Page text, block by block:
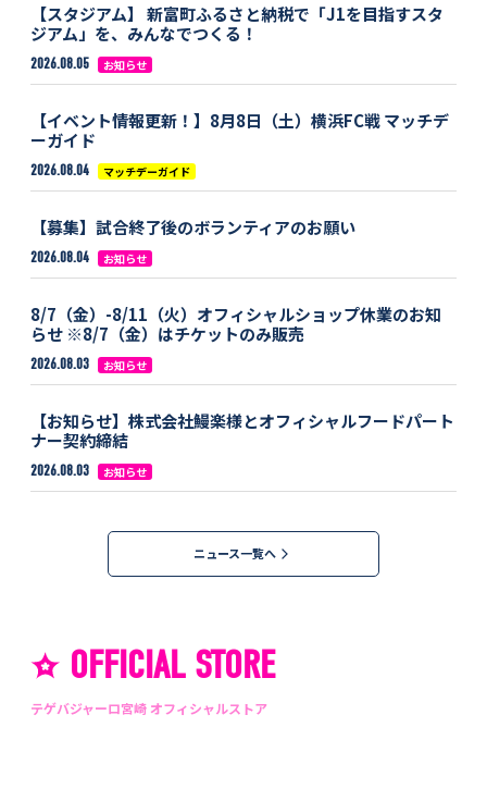
【スタジアム】 新富町ふるさと納税で「J1を目指すスタ
ジアム」を、みんなでつくる！
2026.08.05 お知らせ
【イベント情報更新！】8月8日（土）横浜FC戦 マッチデ
ーガイド
2026.08.04 マッチデーガイド
【募集】試合終了後のボランティアのお願い
2026.08.04 お知らせ
8/7（金）-8/11（火）オフィシャルショップ休業のお知
らせ ※8/7（金）はチケットのみ販売
2026.08.03 お知らせ
【お知らせ】株式会社鰻楽様とオフィシャルフードパート
ナー契約締結
2026.08.03 お知らせ
ニュース一覧へ
OFFICIAL STORE
テゲバジャーロ宮崎 オフィシャルストア